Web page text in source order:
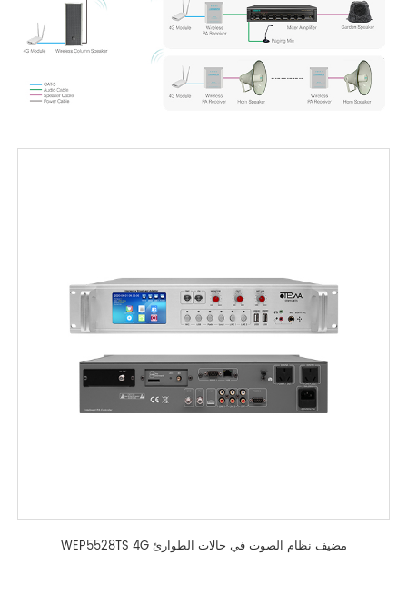
WEP5528TS 4G مضيف نظام الصوت في حالات الطوارئ